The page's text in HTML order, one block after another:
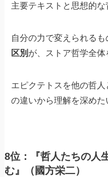
主要テキストと思想的な
自分の力で変えられる
区別 が、ストア哲学全体
エピクテトスを他の哲
の違いから理解を深めた
8位：『哲人たちの人
む』（國方栄二）